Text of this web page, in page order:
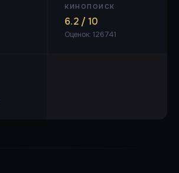
КИНОПОИСК
6.2 / 10
Оценок: 126741